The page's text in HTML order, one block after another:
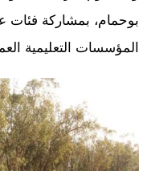
بوحمام، بمشاركة فئات
المؤسسات التعليمية